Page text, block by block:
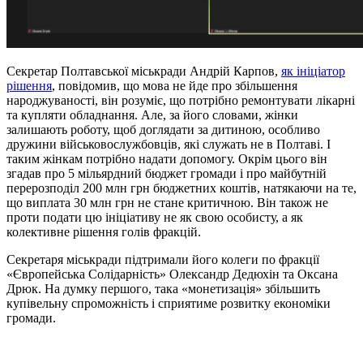
Секретар Полтавської міськради Андрій Карпов, як ініціатор
рішення, повідомив, що мова не йде про збільшення
народжуваності, він розуміє, що потрібно ремонтувати лікарні
та купляти обладнання. Але, за його словами, жінки
залишають роботу, щоб доглядати за дитиною, особливо
дружини військовослужбовців, які служать не в Полтаві. І
таким жінкам потрібно надати допомогу. Окрім цього він
згадав про 5 мільярдний бюджет громади і про майбутній
перерозподіл 200 млн грн бюджетних коштів, натякаючи на те,
що виплата 30 млн грн не стане критичною. Він також не
проти подати цю ініціативу не як свою особисту, а як
колективне рішення голів фракцій.
Секретаря міськради підтримали його колеги по фракції
«Європейська Солідарність» Олександр Дедюхін та Оксана
Дрюк. На думку першого, така «монетизація» збільшить
купівельну спроможність і сприятиме розвитку економіки
громади.